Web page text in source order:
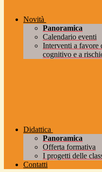
Novità
Panoramica
Calendario eventi
Interventi a favore
cognitivo e a
Didattica
Panoramica
Offerta formativa
I progetti delle
Contatti